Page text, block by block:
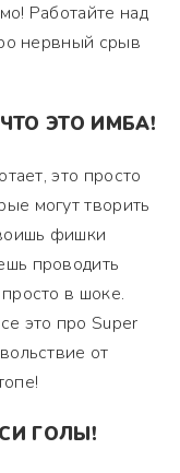
Работайте над
нервный срыв
ЭТО ИМБА!
это просто
могут творить
фишки
проводить
в шоке.
это про Super
от
ГОЛЫ!